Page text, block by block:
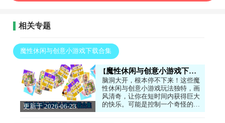
相关专题
魔性休闲与创意小游戏下载合集
更新于 2026-06-23
魔性休闲与创意小游戏下载合集
脑洞大开，根本停不下来！这些魔
性休闲与创意小游戏玩法独特，画
风清奇，让你在短时间内获得巨大
的快乐。可能是控制一个奇怪的物
体翻滚，也可能是完成各种无厘头